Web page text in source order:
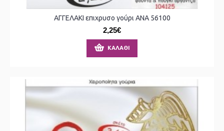
ΑΓΓΕΛΑΚΙ επιχρυσο γούρι ΑΝΑ 56100
2,25€
ΚΑΛΆΘΙ